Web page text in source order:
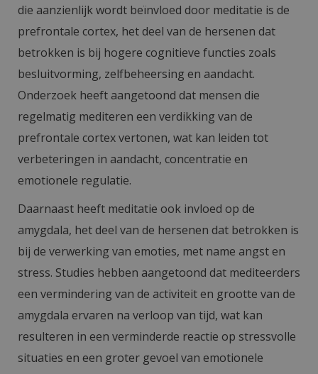
die aanzienlijk wordt beïnvloed door meditatie is de
prefrontale cortex, het deel van de hersenen dat
betrokken is bij hogere cognitieve functies zoals
besluitvorming, zelfbeheersing en aandacht.
Onderzoek heeft aangetoond dat mensen die
regelmatig mediteren een verdikking van de
prefrontale cortex vertonen, wat kan leiden tot
verbeteringen in aandacht, concentratie en
emotionele regulatie.
Daarnaast heeft meditatie ook invloed op de
amygdala, het deel van de hersenen dat betrokken is
bij de verwerking van emoties, met name angst en
stress. Studies hebben aangetoond dat mediteerders
een vermindering van de activiteit en grootte van de
amygdala ervaren na verloop van tijd, wat kan
resulteren in een verminderde reactie op stressvolle
situaties en een groter gevoel van emotionele